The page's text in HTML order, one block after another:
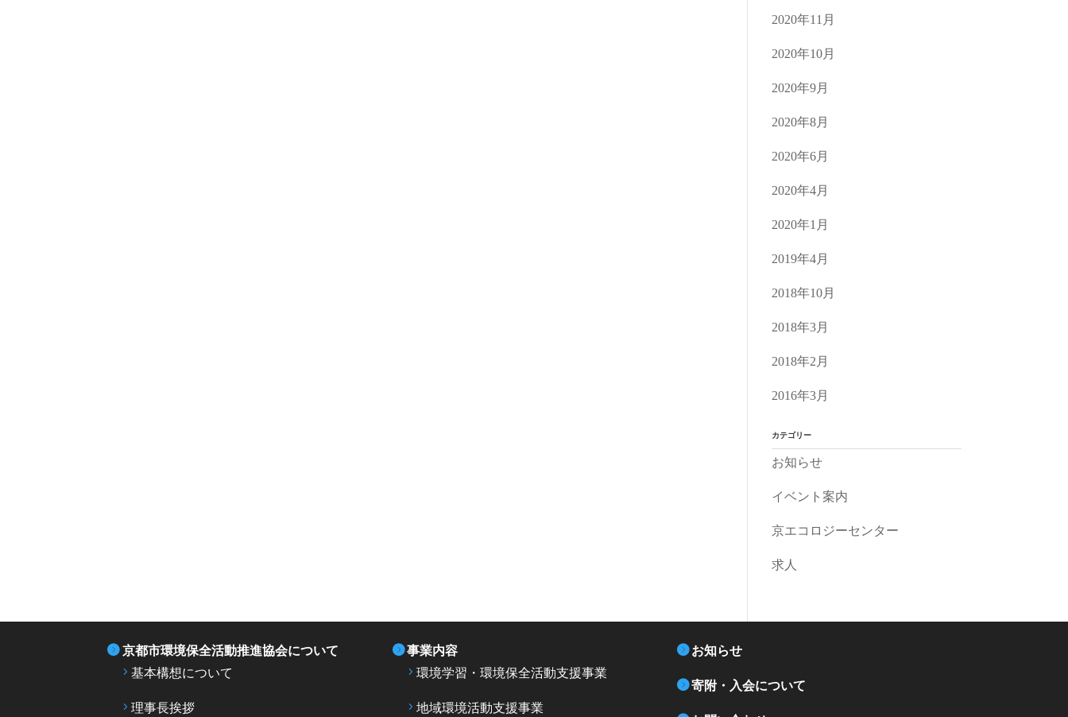
2020年11月
2020年10月
2020年9月
2020年8月
2020年6月
2020年4月
2020年1月
2019年4月
2018年10月
2018年3月
2018年2月
2016年3月
カテゴリー
お知らせ
イベント案内
京エコロジーセンター
求人
京都市環境保全活動推進協会について
基本構想について
理事長挨拶
事業内容
環境学習・環境保全活動支援事業
地域環境活動支援事業
お知らせ
寄附・入会について